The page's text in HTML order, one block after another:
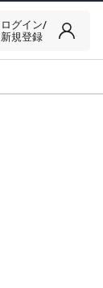
ログイン/
新規登録